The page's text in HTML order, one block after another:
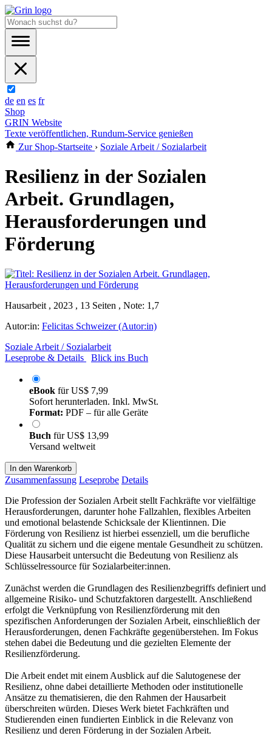
de en es fr
Shop
GRIN Website
Texte veröffentlichen, Rundum-Service genießen
Zur Shop-Startseite › Soziale Arbeit / Sozialarbeit
Resilienz in der Sozialen
Arbeit. Grundlagen,
Herausforderungen und
Förderung
Hausarbeit , 2023 , 13 Seiten , Note: 1,7
Autor:in: Felicitas Schweizer (Autor:in)
Soziale Arbeit / Sozialarbeit
Leseprobe & Details
Blick ins Buch
eBook fürUS$ 7,99
Sofort herunterladen. Inkl. MwSt.
Format: PDF – für alle Geräte
Buch fürUS$ 13,99
Versand weltweit
In den Warenkorb
Zusammenfassung Leseprobe Details
Die Profession der Sozialen Arbeit stellt Fachkräfte vor vielfältige
Herausforderungen, darunter hohe Fallzahlen, flexibles Arbeiten
und emotional belastende Schicksale der Klientinnen. Die
Förderung von Resilienz ist hierbei essenziell, um die berufliche
Qualität zu sichern und die eigene mentale Gesundheit zu schützen.
Diese Hausarbeit untersucht die Bedeutung von Resilienz als
Schlüsselressource für Sozialarbeiter:innen.
Zunächst werden die Grundlagen des Resilienzbegriffs definiert und
allgemeine Risiko- und Schutzfaktoren dargestellt. Anschließend
erfolgt die Verknüpfung von Resilienzförderung mit den
spezifischen Anforderungen der Sozialen Arbeit, einschließlich der
Herausforderungen, denen Fachkräfte gegenüberstehen. Im Fokus
stehen dabei die Bedeutung und die gezielten Elemente der
Resilienzförderung.
Die Arbeit endet mit einem Ausblick auf die Salutogenese der
Resilienz, ohne dabei detaillierte Methoden oder institutionelle
Ansätze zu thematisieren, die den Rahmen der Hausarbeit
überschreiten würden. Dieses Werk bietet Fachkräften und
Studierenden einen fundierten Einblick in die Relevanz von
Resilienz und deren Förderung in der Sozialen Arbeit.